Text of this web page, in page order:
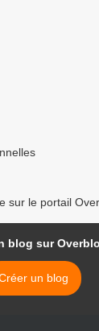
sur le portail
blog sur
un blog